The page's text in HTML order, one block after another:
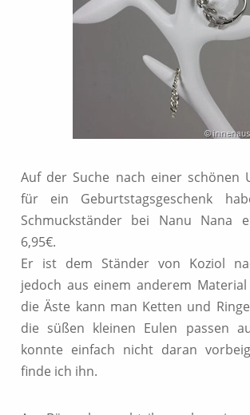
Auf der Suche nach einer schönen
für ein Geburtstagsgeschenk
Schmuckständer bei Nanu Nana
6,95€.
Er ist dem Ständer von Koziol
jedoch aus einem anderem Material
die Äste kann man Ketten und
die süßen kleinen Eulen passen
konnte einfach nicht daran
finde ich ihn.